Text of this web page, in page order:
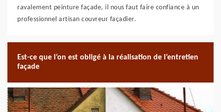
ravalement peinture façade, il nous faut faire confiance à un
professionnel artisan couvreur façadier.
Est-ce que l’on est obligé à la réalisation de l’entretien
façade